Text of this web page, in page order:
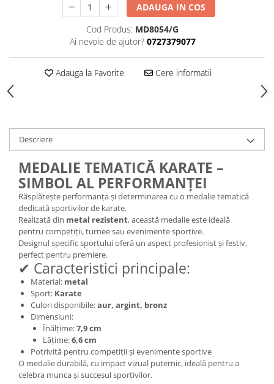
Personalizari Medalii
Trofee Acril
Trofee Lemn
Trofee Rasina
Trofee Sticla
Personalizari Trofee
Cutii de Prezentare , Mape
Trofeu Plastic
Figurine
Figurine Rasina
Figurine Plastic
Accesorii Figurine
OUTLET
Cupe Outlet
Medalii Outlet
Trofee Outlet
Figurine Outlet
ADAUGA IN COS
Cod Produs: MD8054/G
Ai nevoie de ajutor? 0727379077
Adauga la Favorite Cere informatii
Descriere
MEDALIE TEMATICĂ KARATE –
SIMBOL AL PERFORMANȚEI
Răsplătește performanța și determinarea cu o medalie tematică
dedicată sportivilor de karate.
Realizată din metal rezistent, această medalie este ideală
pentru competiții, turnee sau evenimente sportive.
Designul specific sportului oferă un aspect profesionist și festiv,
perfect pentru premiere.
✔ Caracteristici principale:
Material: metal
Sport: Karate
Culori disponibile:aur, argint, bronz
Dimensiuni:
Înălțime:7,9 cm
Lățime:6,6 cm
Potrivită pentru competiții și evenimente sportive
O medalie durabilă, cu impact vizual puternic, ideală pentru a
celebra munca și succesul sportivilor.